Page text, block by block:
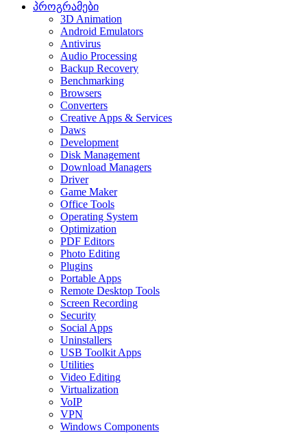
პროგრამები
3D Animation
Android Emulators
Antivirus
Audio Processing
Backup Recovery
Benchmarking
Browsers
Converters
Creative Apps & Services
Daws
Development
Disk Management
Download Managers
Driver
Game Maker
Office Tools
Operating System
Optimization
PDF Editors
Photo Editing
Plugins
Portable Apps
Remote Desktop Tools
Screen Recording
Security
Social Apps
Uninstallers
USB Toolkit Apps
Utilities
Video Editing
Virtualization
VoIP
VPN
Windows Components